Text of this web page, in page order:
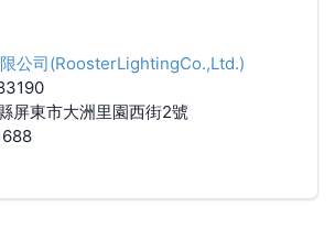
公司(RoosterLightingCo.,Ltd.)
屏東市大洲里園西街2號